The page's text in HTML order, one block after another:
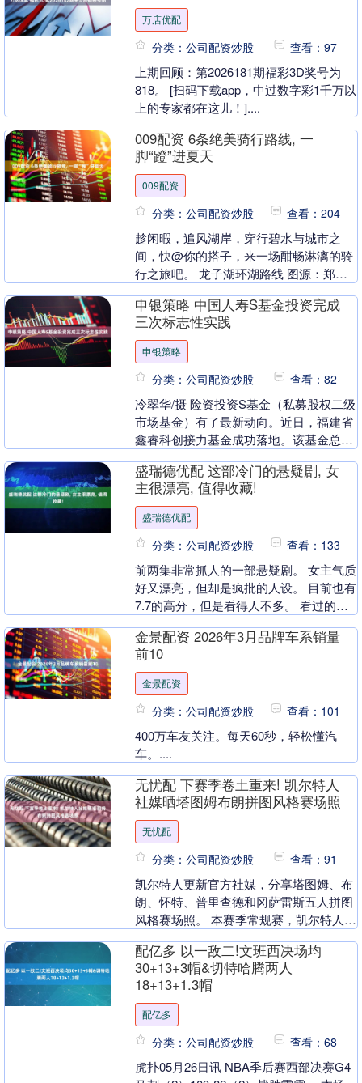
万店优配
分类：公司配资炒股 查看：97
上期回顾：第2026181期福彩3D奖号为
818。 [扫码下载app，中过数字彩1千万以
上的专家都在这儿！]....
009配资 6条绝美骑行路线, 一
脚“蹬”进夏天
009配资
分类：公司配资炒股 查看：204
趁闲暇，追风湖岸，穿行碧水与城市之
间，快@你的搭子，来一场酣畅淋漓的骑
行之旅吧。 龙子湖环湖路线 图源：郑州
一圈为7公里 ....
申银策略 中国人寿S基金投资完成
三次标志性实践
申银策略
分类：公司配资炒股 查看：82
冷翠华/摄 险资投资S基金（私募股权二级
市场基金）有了最新动向。近日，福建省
鑫睿科创接力基金成功落地。该基金总规
司（以下简....
盛瑞德优配 这部冷门的悬疑剧, 女
主很漂亮, 值得收藏!
盛瑞德优配
分类：公司配资炒股 查看：133
前两集非常抓人的一部悬疑剧。 女主气质
好又漂亮，但却是疯批的人设。 目前也有
7.7的高分，但是看得人不多。 看过的人
一个小....
金景配资 2026年3月品牌车系销量
前10
金景配资
分类：公司配资炒股 查看：101
400万车友关注。每天60秒，轻松懂汽
车。....
无忧配 下赛季卷土重来! 凯尔特人
社媒晒塔图姆布朗拼图风格赛场照
无忧配
分类：公司配资炒股 查看：91
凯尔特人更新官方社媒，分享塔图姆、布
朗、怀特、普里查德和冈萨雷斯五人拼图
风格赛场照。 本赛季常规赛，凯尔特人取
后赛首轮3....
配亿多 以一敌二!文班西决场均
30+13+3帽&切特哈腾两人
18+13+1.3帽
配亿多
分类：公司配资炒股 查看：68
虎扑05月26日讯 NBA季后赛西部决赛G4